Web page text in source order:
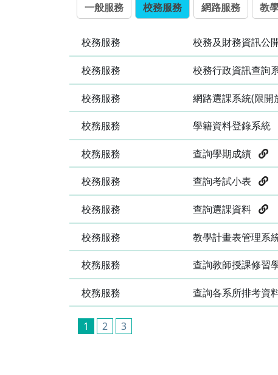
一般服務 校務服務 網路服務 教
校務服務 校務及財務資訊
校務服務 校務行政資訊查
校務服務 網路選課系統(限
校務服務 學籍資料登錄系統
校務服務 查詢學期成績
校務服務 查詢考試小表
校務服務 查詢選課資料
校務服務 教學計畫表管理
校務服務 查詢教師授課修
校務服務 查詢各系所排考
1 2 3